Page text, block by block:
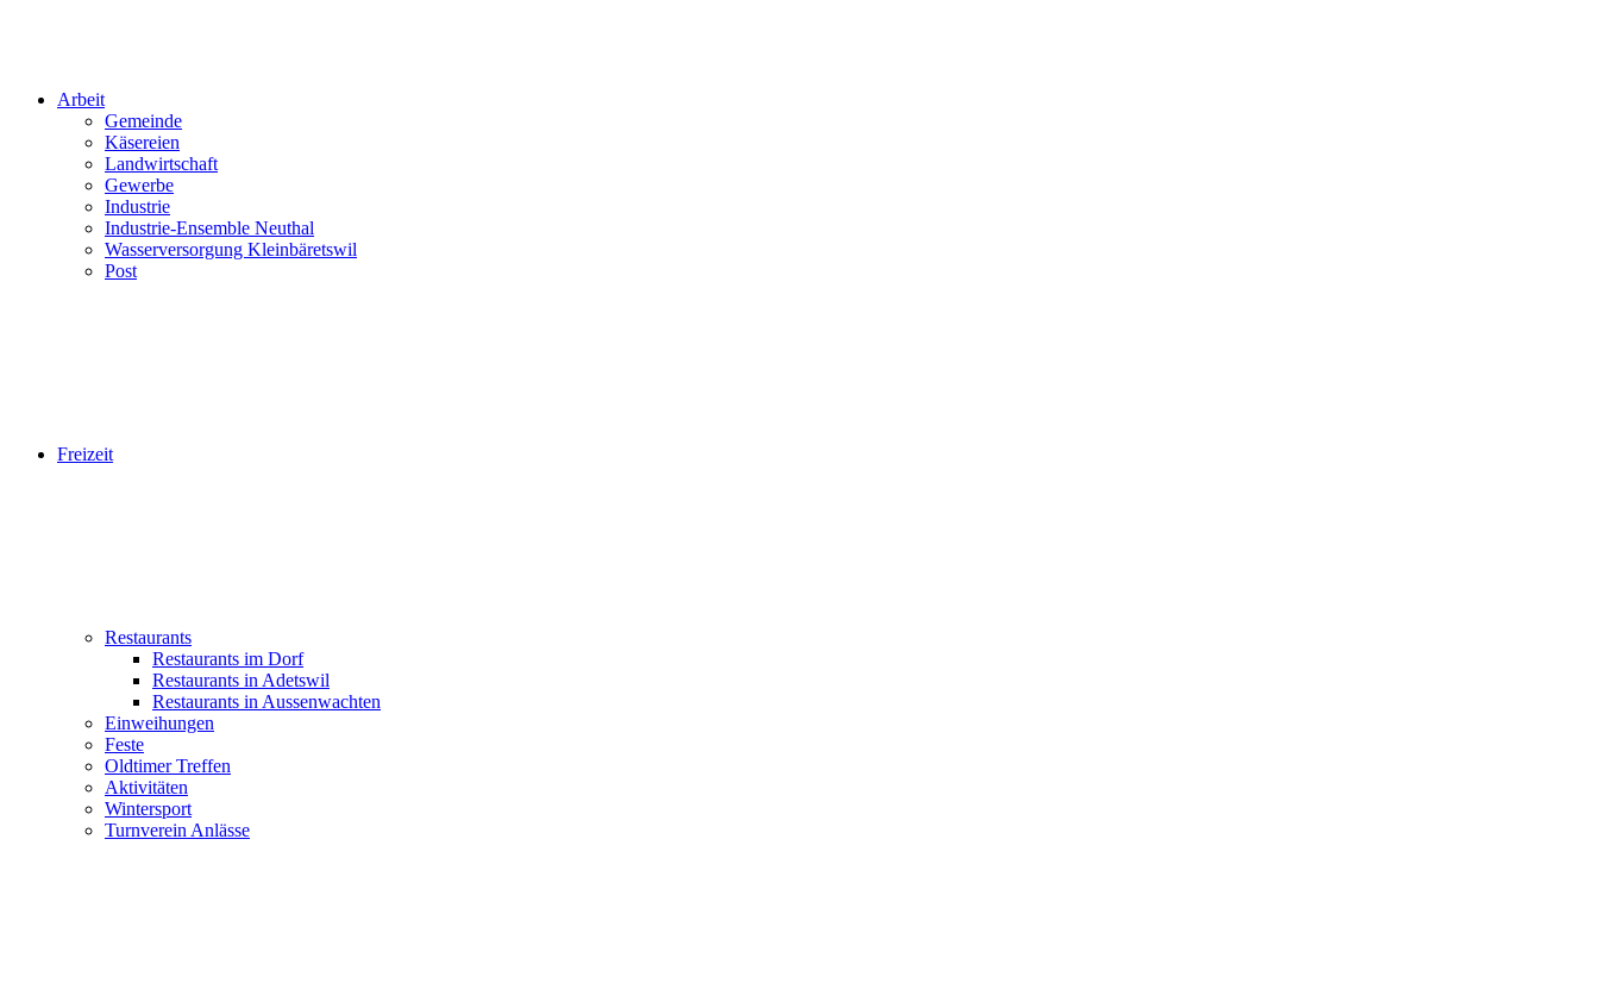
Arbeit
Gemeinde
Käsereien
Landwirtschaft
Gewerbe
Industrie
Industrie-Ensemble Neuthal
Wasserversorgung Kleinbäretswil
Post
Freizeit
Restaurants
Restaurants im Dorf
Restaurants in Adetswil
Restaurants in Aussenwachten
Einweihungen
Feste
Oldtimer Treffen
Aktivitäten
Wintersport
Turnverein Anlässe